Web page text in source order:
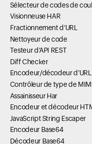
Sélecteur de codes de
Visionneuse HAR
Fractionnement d’URL
Nettoyeur de code
Testeur d’API REST
Diff Checker
Encodeur/décodeur d’URL
Contrôleur de type de
Assainisseur Har
Encodeur et décodeur
JavaScript String Escaper
Encodeur Base64
Décodeur Base64